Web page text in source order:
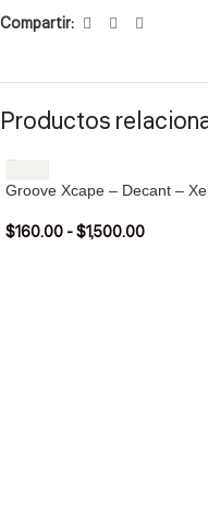
Compartir:
Productos
Groove Xcape – Decant –
$160.00 -$1,500.00